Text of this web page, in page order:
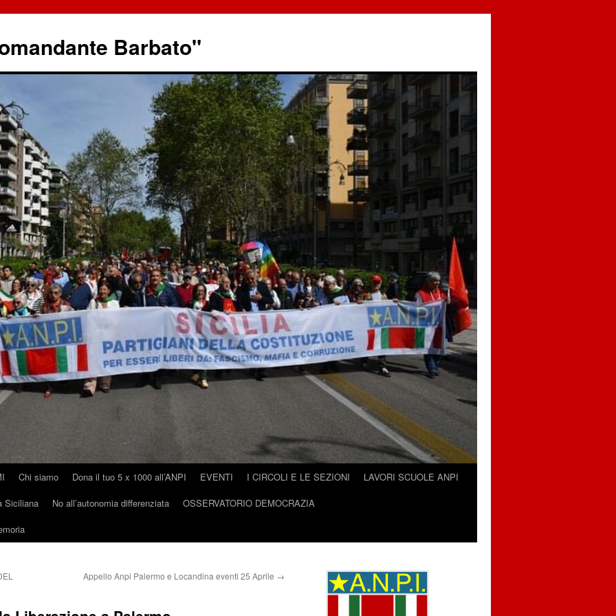
Barbato"
Chi siamo Dona il tuo 5 x 1000 all’ANPI EVENTI I CIRCOLI E LE SEZIONI
LAVORI SCUOLE ANPI
Siciliana
No all’autonomia differenziata
OSSERVATORIO DEMOCRAZIA
Appello Anpi Palermo e Locandina eventi 25 Aprile →